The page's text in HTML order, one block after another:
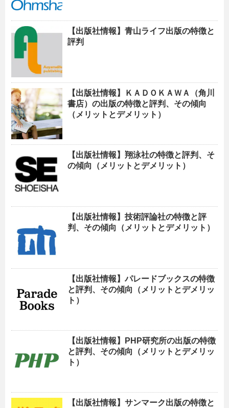
【出版社情報】青山ライフ出版の特徴と
評判
【出版社情報】ＫＡＤＯＫＡＷＡ（角川
書店）の出版の特徴と評判、その傾向
（メリットとデメリット）
【出版社情報】翔泳社の特徴と評判、そ
の傾向（メリットとデメリット）
【出版社情報】技術評論社の特徴と評
判、その傾向（メリットとデメリット）
【出版社情報】パレードブックスの特徴
と評判、その傾向（メリットとデメリッ
ト）
【出版社情報】PHP研究所の出版の特徴
と評判、その傾向（メリットとデメリッ
ト）
【出版社情報】サンマーク出版の特徴と